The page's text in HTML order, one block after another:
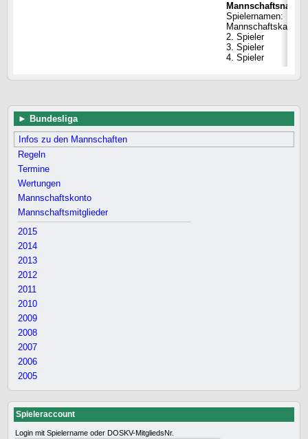
Mannschaftsname
Spielernamen:
Mannschaftskapitän
2. Spieler
3. Spieler
4. Spieler
Bundesliga
Infos zu den Mannschaften
Regeln
Termine
Wertungen
Mannschaftskonto
Mannschaftsmitglieder
2015
2014
2013
2012
2011
2010
2009
2008
2007
2006
2005
Spieleraccount
Login mit Spielername oder DOSKV-MitgliedsNr.